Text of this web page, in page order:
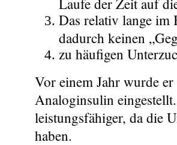
Das relativ lange im
dadurch keinen
zu häufigen
Vor einem Jahr wurde
Analoginsulin
leistungsfähiger, da die
haben.